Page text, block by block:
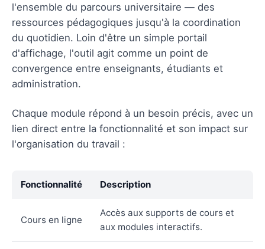
l'ensemble du parcours universitaire — des
ressources pédagogiques jusqu'à la coordination
du quotidien. Loin d'être un simple portail
d'affichage, l'outil agit comme un point de
convergence entre enseignants, étudiants et
administration.
Chaque module répond à un besoin précis, avec un
lien direct entre la fonctionnalité et son impact sur
l'organisation du travail :
Fonctionnalité Description
Cours en ligne
Accès aux supports de cours et
aux modules interactifs.